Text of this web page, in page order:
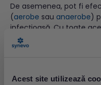
Acest site utilizează
De asemenea, pot fi
(aerobe sau anaerobe)
infecțioasă. Cu toate
hemoculturile negative
ele putând apărea și în
cauza unor infecții cu